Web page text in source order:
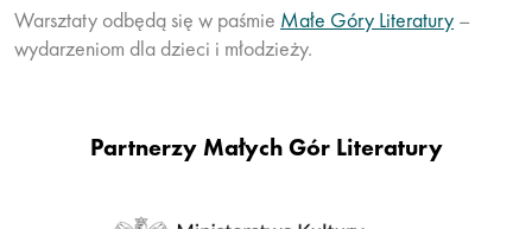
Warsztaty odbędą się w paśmie Małe Góry Literatury –
wydarzeniom dla dzieci i młodzieży.
Partnerzy Małych Gór Literatury